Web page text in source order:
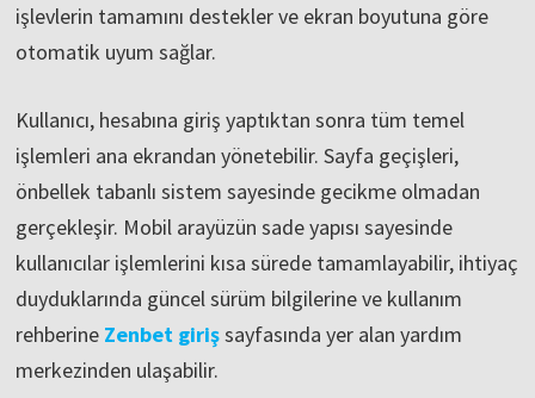
işlevlerin tamamını destekler ve ekran boyutuna göre
otomatik uyum sağlar.
Kullanıcı, hesabına giriş yaptıktan sonra tüm temel
işlemleri ana ekrandan yönetebilir. Sayfa geçişleri,
önbellek tabanlı sistem sayesinde gecikme olmadan
gerçekleşir. Mobil arayüzün sade yapısı sayesinde
kullanıcılar işlemlerini kısa sürede tamamlayabilir, ihtiyaç
duyduklarında güncel sürüm bilgilerine ve kullanım
rehberine Zenbet girişsayfasında yer alan yardım
merkezinden ulaşabilir.